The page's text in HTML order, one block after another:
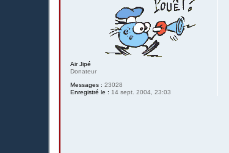
Air Jipé
Donateur
Messages : 23028
Enregistré le : 14 sept. 2004, 23:03